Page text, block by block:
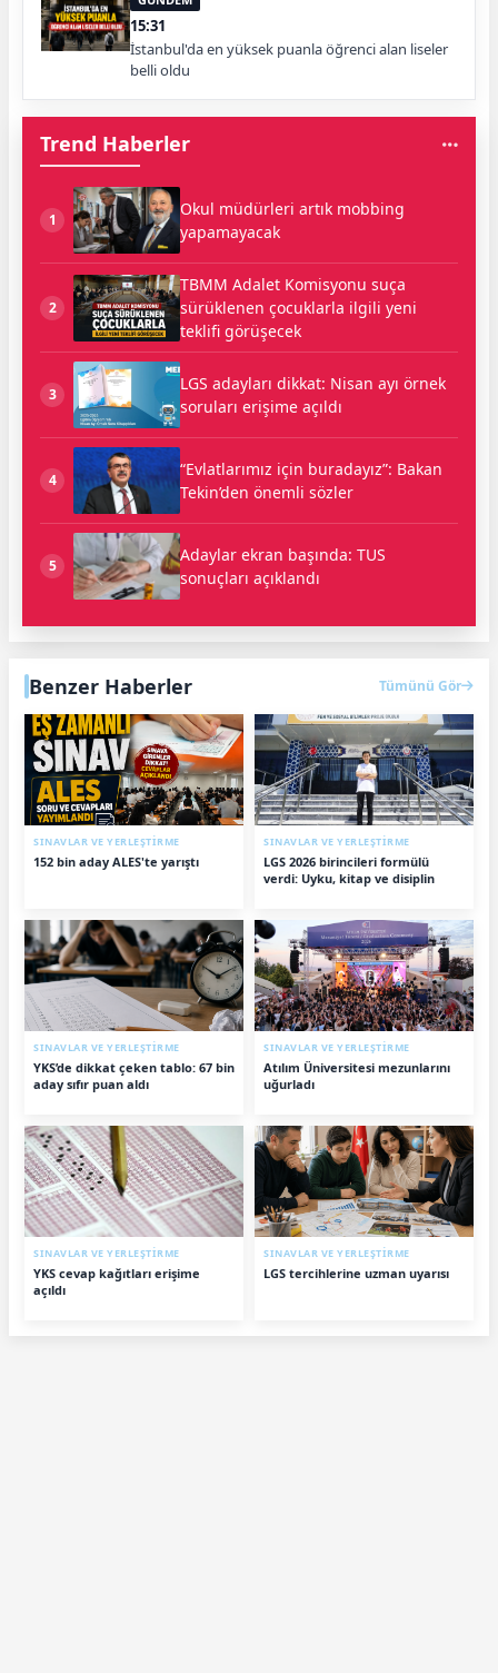
15:31
İstanbul'da en yüksek puanla öğrenci alan liseler
belli oldu
Trend Haberler
1
Okul müdürleri artık mobbing
yapamayacak
2
TBMM Adalet Komisyonu suça
sürüklenen çocuklarla ilgili yeni
teklifi görüşecek
3
LGS adayları dikkat: Nisan ayı örnek
soruları erişime açıldı
4
“Evlatlarımız için buradayız”: Bakan
Tekin’den önemli sözler
5
Adaylar ekran başında: TUS
sonuçları açıklandı
Benzer Haberler Tümünü Gör
SINAVLAR VE YERLEŞTİRME
152 bin aday ALES'te yarıştı
SINAVLAR VE YERLEŞTİRME
LGS 2026 birincileri formülü
verdi: Uyku, kitap ve disiplin
SINAVLAR VE YERLEŞTİRME
YKS’de dikkat çeken tablo: 67 bin
aday sıfır puan aldı
SINAVLAR VE YERLEŞTİRME
Atılım Üniversitesi mezunlarını
uğurladı
SINAVLAR VE YERLEŞTİRME
YKS cevap kağıtları erişime
açıldı
SINAVLAR VE YERLEŞTİRME
LGS tercihlerine uzman uyarısı